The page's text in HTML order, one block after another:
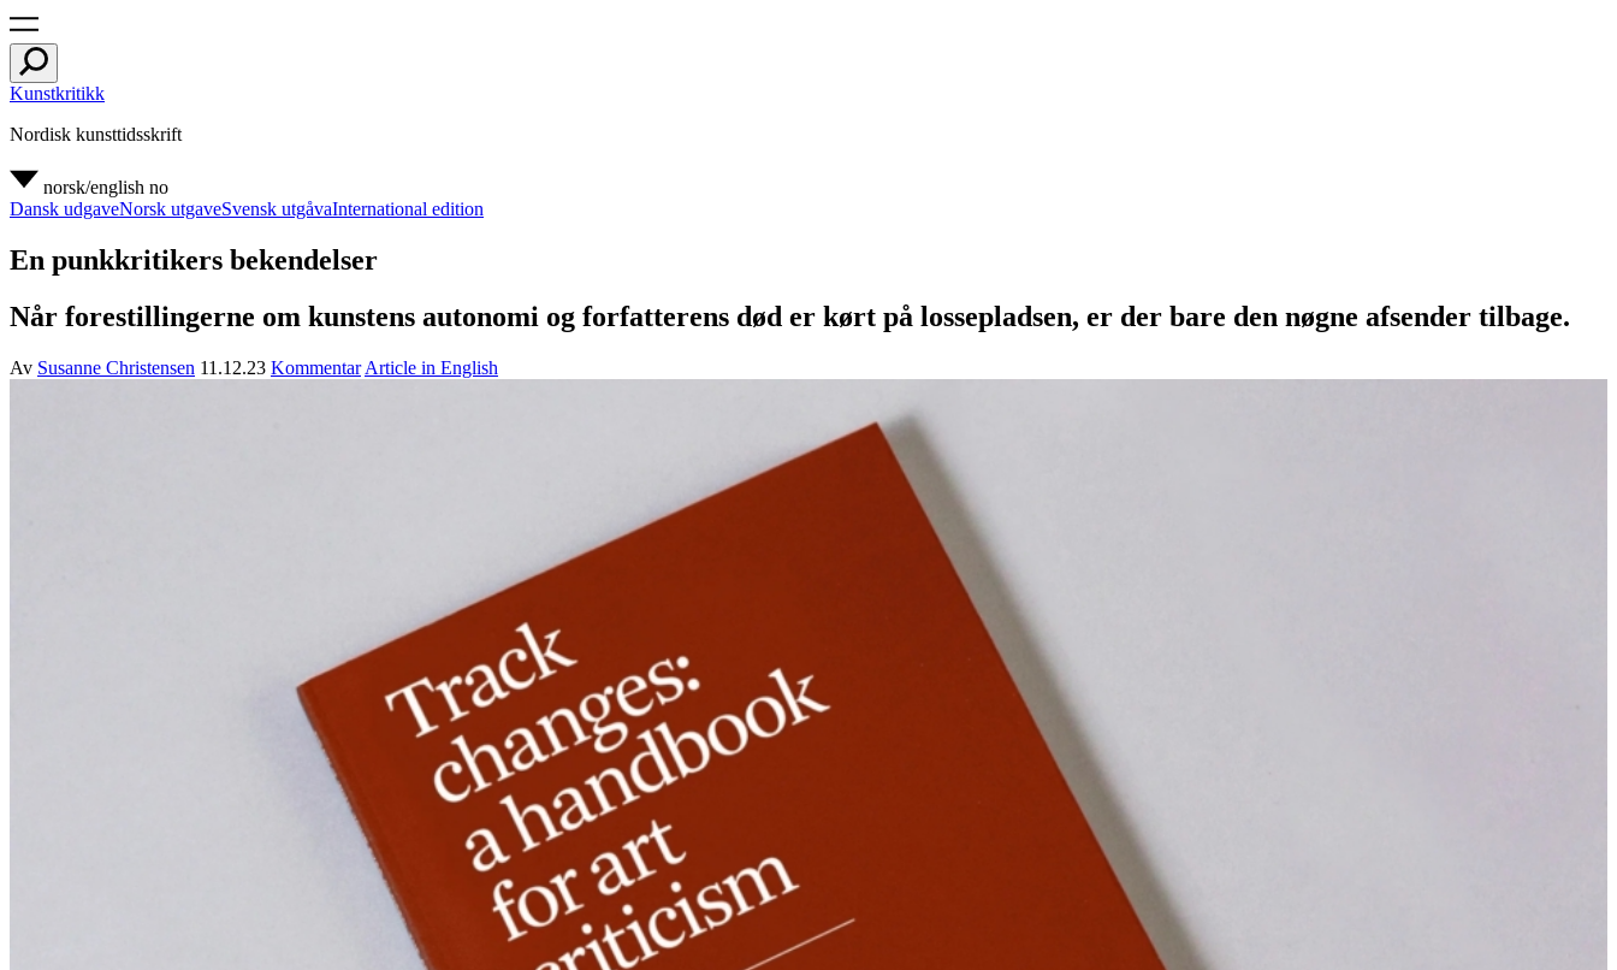
Kunstkritikk
Nordisk kunsttidsskrift
norsk/english no
Dansk udgaveNorsk utgaveSvensk utgåvaInternational edition
En punkkritikers bekendelser
Når forestillingerne om kunstens autonomi og forfatterens død er kørt på lossepladsen, er der bare den nøgne afsender tilbage.
Av Susanne Christensen 11.12.23 Kommentar Article in English